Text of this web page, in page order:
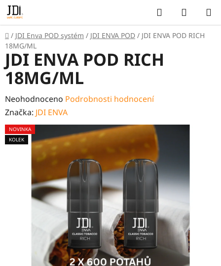
Přejít
na
obsah
Hledat
KOŠÍK
Domů
/ JDI Enva POD systém / JDI ENVA POD / JDI ENVA POD RICH
18MG/ML
JDI ENVA POD RICH
18MG/ML
Průměrné
hodnocení
produktu
je
hvězdiček.
Neohodnoceno Podrobnosti hodnocení
Značka: JDI ENVA
NOVINKA
KOLEK